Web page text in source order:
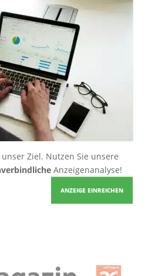
Ziel. Nutzen Sie unsere
Anzeigenanalyse!
ANZEIGE EINREICHEN